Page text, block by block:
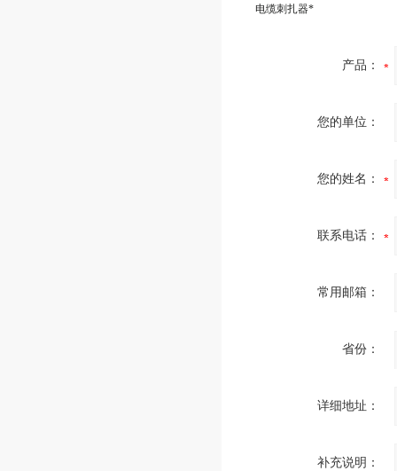
电缆刺扎器*
产品：
您的单位：
您的姓名：
联系电话：
常用邮箱：
省份：
详细地址：
补充说明：